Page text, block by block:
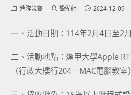
Post營隊競賽
Post設備組
Post2024-12-09
一、活動日期：114年2月4日至2
二、活動地點：逢甲大學Apple
（行政大樓行204－MAC電腦教室